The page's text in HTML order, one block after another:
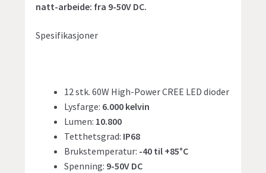
natt-arbeide: fra 9-50V DC.
Spesifikasjoner
12 stk. 60W High-Power CREE LED dioder
Lysfarge: 6.000 kelvin
Lumen: 10.800
Tetthetsgrad: IP68
Brukstemperatur: -40 til +85°C
Spenning: 9-50V DC